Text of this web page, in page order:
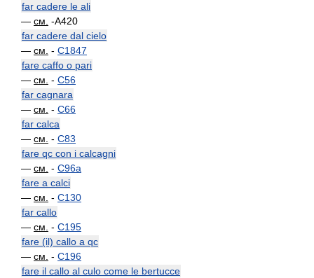
far cadere le ali
— см. -A420
far cadere dal cielo
— см. - C1847
fare caffo o pari
— см. - C56
far cagnara
— см. - C66
far calca
— см. - C83
fare qc con i calcagni
— см. - C96a
fare a calci
— см. - C130
far callo
— см. - C195
fare (il) callo a qc
— см. - C196
fare il callo al culo come le bertucce